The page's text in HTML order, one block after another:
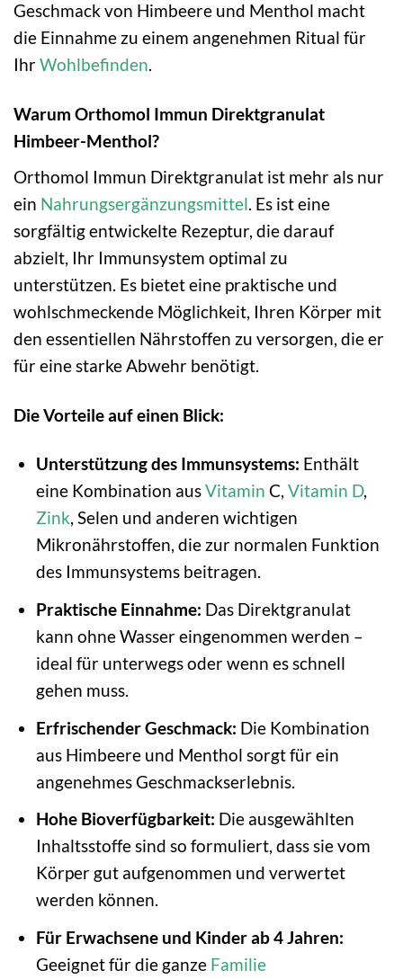
Geschmack von Himbeere und Menthol macht
die Einnahme zu einem angenehmen Ritual für
IhrWohlbefinden.
Warum Orthomol Immun Direktgranulat
Himbeer-Menthol?
Orthomol Immun Direktgranulat ist mehr als nur
ein Nahrungsergänzungsmittel . Es ist eine
sorgfältig entwickelte Rezeptur, die darauf
abzielt, Ihr Immunsystem optimal zu
unterstützen. Es bietet eine praktische und
wohlschmeckende Möglichkeit, Ihren Körper mit
den essentiellen Nährstoffen zu versorgen, die er
für eine starke Abwehr benötigt.
Die Vorteile auf einen Blick:
Unterstützung des Immunsystems: Enthält
eine Kombination ausVitamin C, Vitamin D,
Zink, Selen und anderen wichtigen
Mikronährstoffen, die zur normalen Funktion
des Immunsystems beitragen.
Praktische Einnahme: Das Direktgranulat
kann ohne Wasser eingenommen werden –
ideal für unterwegs oder wenn es schnell
gehen muss.
Erfrischender Geschmack: Die Kombination
aus Himbeere und Menthol sorgt für ein
angenehmes Geschmackserlebnis.
Hohe Bioverfügbarkeit: Die ausgewählten
Inhaltsstoffe sind so formuliert, dass sie vom
Körper gut aufgenommen und verwertet
werden können.
Für Erwachsene und Kinder ab 4 Jahren:
Geeignet für die ganze Familie